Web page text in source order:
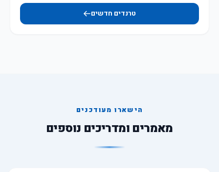
טרנדים חדשים
הישארו מעודכנים
מאמרים ומדריכים נוספים